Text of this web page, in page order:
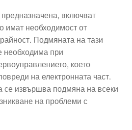
включват
имат необходимост от
Подмяната на тази
необходима при
което
на електронната част.
се извършва подмяна на всеки
на проблеми с